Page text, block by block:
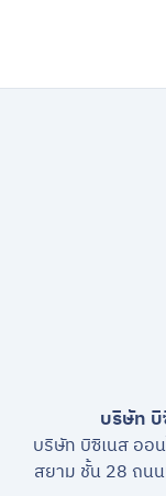
บริษัท
บริษัท บิซิเนส ออ
สยาม ชั้น 28 ถน